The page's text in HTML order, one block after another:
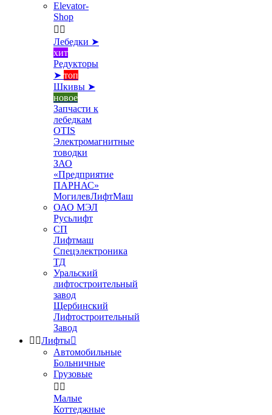
Elevator-
Shop
 
Лебедки ➤
хит
Редукторы
➤ топ
Шкивы ➤
новое
Запчасти к
лебедкам
OTIS
Электромагнитные
товодки
ЗАО
«Предприятие
ПАРНАС»
МогилевЛифтМаш
ОАО МЭЛ
Русьлифт
СП
Лифтмаш
Спецэлектроника
ТД
Уральский
лифтостроительный
завод
Щербинский
Лифтостроительный
Завод
 Лифты
Автомобильные
Больничные
Грузовые
 
Малые
Коттеджные